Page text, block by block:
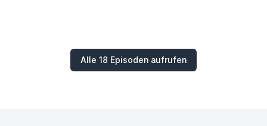
IsabelleMüller.
Hallo IsabelleMüller, vielen Dank,
dass du dir die Zeit genommen hast für unser
Alle 18 Episoden aufrufen